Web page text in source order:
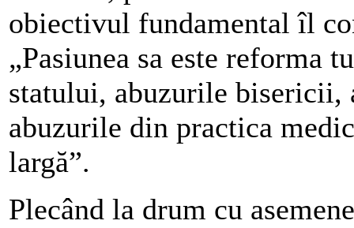
obiectivul fundamental îl
„Pasiunea sa este reforma
statului, abuzurile
abuzurile din practica
largă”.
Plecând la drum cu